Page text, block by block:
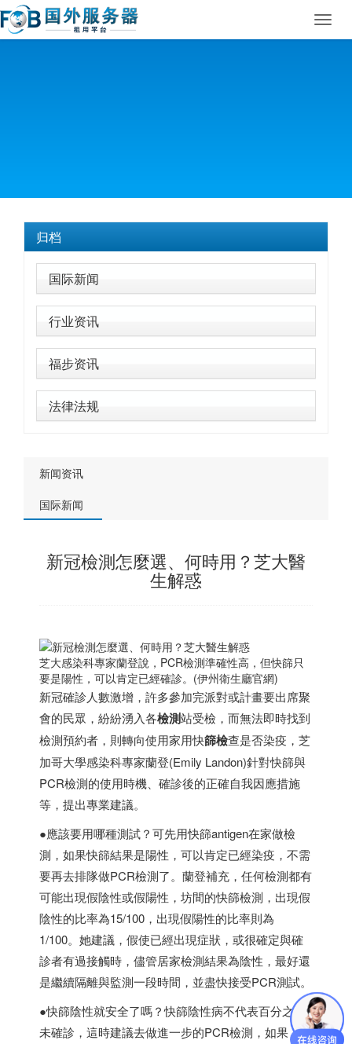
归档
国际新闻
行业资讯
福步资讯
法律法规
新闻资讯
国际新闻
新冠檢測怎麼選、何時用？芝大醫
生解惑
芝大感染科專家蘭登說，PCR檢測準確性高，但快篩只
要是陽性，可以肯定已經確診。(伊州衛生廳官網)
新冠確診人數激增，許多參加完派對或計畫要出席聚
會的民眾，紛紛湧入各檢測站受檢，而無法即時找到
檢測預約者，則轉向使用家用快篩檢查是否染疫，芝
加哥大學感染科專家蘭登(Emily Landon)針對快篩與
PCR檢測的使用時機、確診後的正確自我因應措施
等，提出專業建議。
●應該要用哪種測試？可先用快篩antigen在家做檢
測，如果快篩結果是陽性，可以肯定已經染疫，不需
要再去排隊做PCR檢測了。蘭登補充，任何檢測都有
可能出現假陰性或假陽性，坊間的快篩檢測，出現假
陰性的比率為15/100，出現假陽性的比率則為
1/100。她建議，假使已經出現症狀，或很確定與確
診者有過接觸時，儘管居家檢測結果為陰性，最好還
是繼續隔離與監測一段時間，並盡快接受PCR測試。
●快篩陰性就安全了嗎？快篩陰性病不代表百分之百
未確診，這時建議去做進一步的PCR檢測，如果